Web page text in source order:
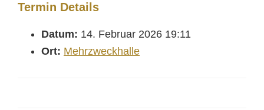
Termin Details
Datum: 14. Februar 2026 19:11
Ort: Mehrzweckhalle